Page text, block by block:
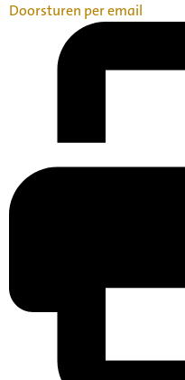
Doorsturen per email